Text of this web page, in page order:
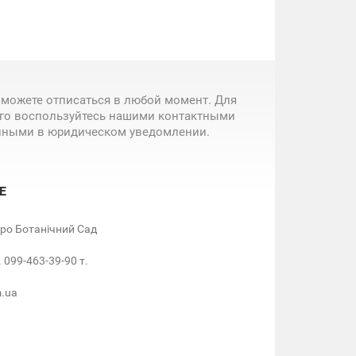
отписаться в любой момент. Для
воспользуйтесь нашими контактными
в юридическом уведомлении.
Ботанічний Сад
463-39-90 т.